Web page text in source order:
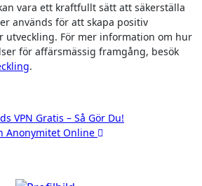
vara ett kraftfullt sätt att säkerställa
används för att skapa positiv
utveckling. För mer information om hur
för affärsmässig framgång, besök
.
VPN Gratis – Så Gör Du!
Anonymitet Online